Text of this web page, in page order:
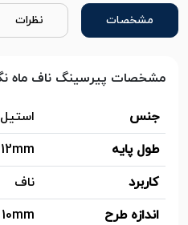
مشخصات نظرات
مشخصات پیرسینگ ناف ماه نگین
جنس
طول پایه
12mm
کاربرد
ناف
اندازه طرح
10mm